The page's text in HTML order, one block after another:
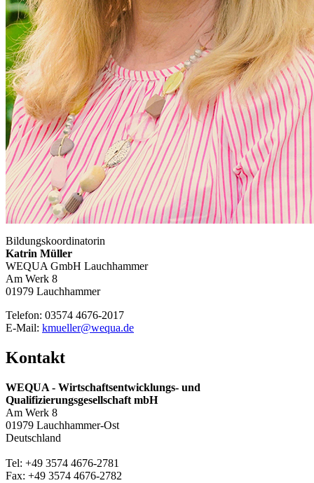
Bildungskoordinatorin
Katrin Müller
WEQUA GmbH Lauchhammer
Am Werk 8
01979 Lauchhammer
Telefon: 03574 4676-2017
E-Mail: kmueller@wequa.de
Kontakt
WEQUA - Wirtschaftsentwicklungs- und
Qualifizierungsgesellschaft mbH
Am Werk 8
01979 Lauchhammer-Ost
Deutschland
Tel: +49 3574 4676-2781
Fax: +49 3574 4676-2782